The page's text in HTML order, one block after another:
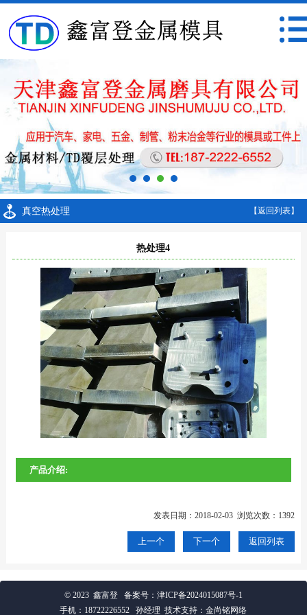
真空热处理 【返回列表】
热处理4
产品介绍:
发表日期：2018-02-03 浏览次数：1392
上一个 下一个 返回列表
© 2023 鑫富登 备案号： 津ICP备2024015087号-1
手机： 18722226552 孙经理 技术支持：金尚铭网络